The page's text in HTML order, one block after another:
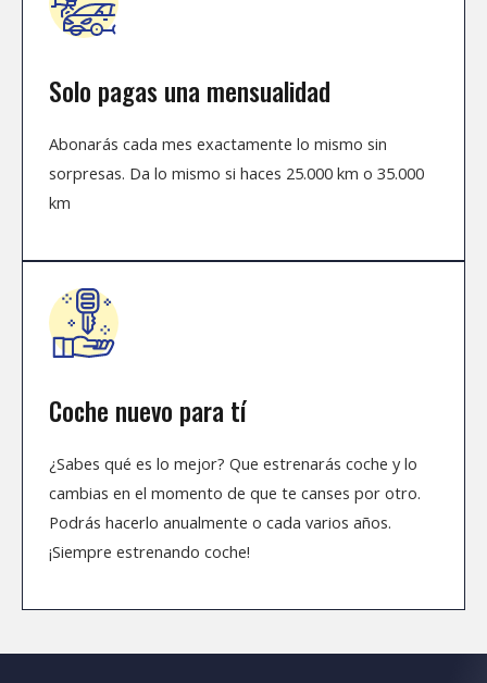
Solo pagas una mensualidad
Abonarás cada mes exactamente lo mismo sin
sorpresas. Da lo mismo si haces 25.000 km o 35.000
km
Coche nuevo para tí
¿Sabes qué es lo mejor? Que estrenarás coche y lo
cambias en el momento de que te canses por otro.
Podrás hacerlo anualmente o cada varios años.
¡Siempre estrenando coche!